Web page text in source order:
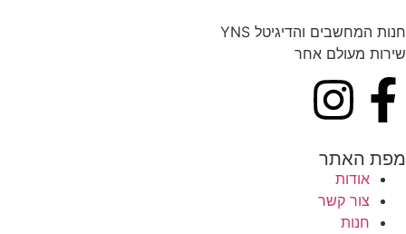
חנות המחשבים והדיגיטל YNS
שירות מעולם אחר
מפת האתר
אודות
צור קשר
חנות